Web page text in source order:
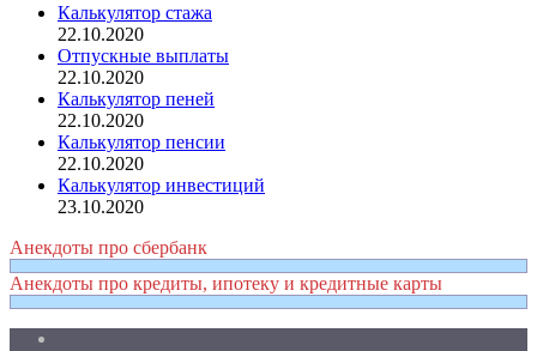
Калькулятор стажа
22.10.2020
Отпускные выплаты
22.10.2020
Калькулятор пеней
22.10.2020
Калькулятор пенсии
22.10.2020
Калькулятор инвестиций
23.10.2020
Анекдоты про сбербанк
Анекдоты про кредиты, ипотеку и кредитные карты